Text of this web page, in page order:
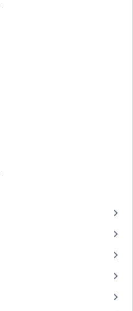
keyboard_arrow_right
keyboard_arrow_right
keyboard_arrow_right
keyboard_arrow_right
keyboard_arrow_right